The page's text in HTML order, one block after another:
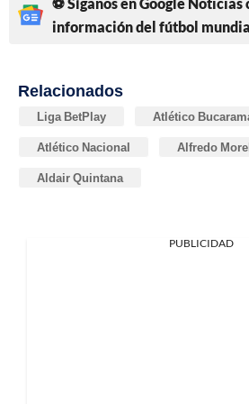
información del fútbol mundial
Relacionados
Liga BetPlay Atlético
Atlético Nacional Alfredo
Aldair Quintana
PUBLICIDAD